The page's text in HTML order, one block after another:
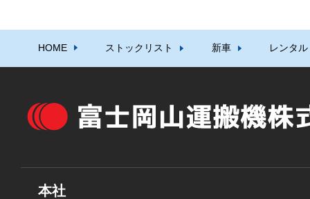
HOME ストックリスト 新車 レンタル
本社